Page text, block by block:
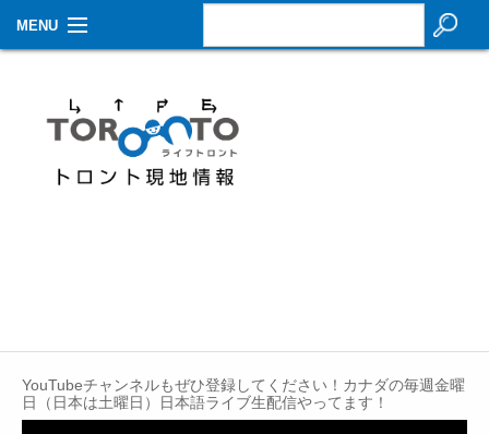
MENU
生活情報
その他
YouTubeチャンネルもぜひ登録してください！カナダの毎週金曜
日（日本は土曜日）日本語ライブ生配信やってます！